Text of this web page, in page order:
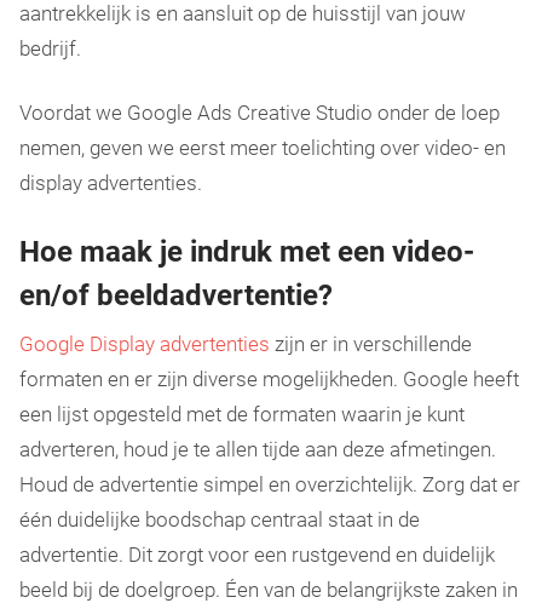
aantrekkelijk is en aansluit op de huisstijl van jouw
bedrijf.
Voordat we Google Ads Creative Studio onder de loep
nemen, geven we eerst meer toelichting over video- en
display advertenties.
Hoe maak je indruk met een video-
en/of beeldadvertentie?
Google Display advertenties zijn er in verschillende
formaten en er zijn diverse mogelijkheden. Google heeft
een lijst opgesteld met de formaten waarin je kunt
adverteren, houd je te allen tijde aan deze afmetingen.
Houd de advertentie simpel en overzichtelijk. Zorg dat er
één duidelijke boodschap centraal staat in de
advertentie. Dit zorgt voor een rustgevend en duidelijk
beeld bij de doelgroep. Éen van de belangrijkste zaken in